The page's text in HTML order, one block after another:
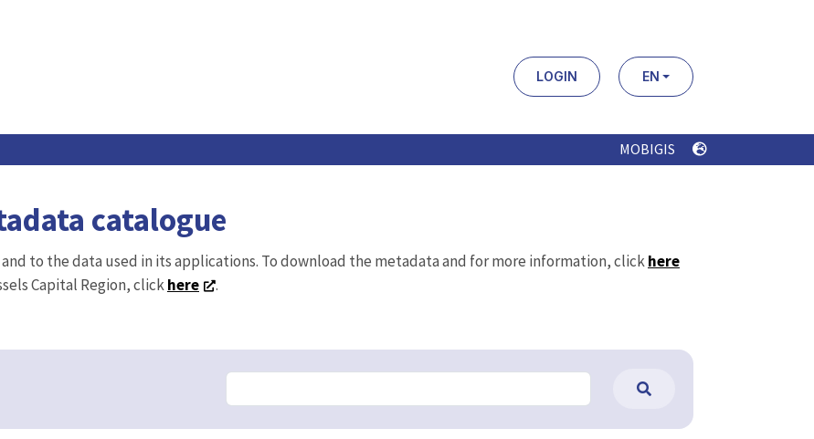
LOGIN EN
MOBIGIS
catalogue
to the data used in its applications. To download the metadata and for more information, clickhere
Capital Region, clickhere .